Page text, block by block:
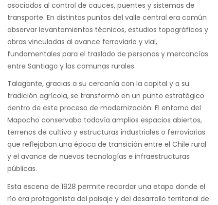
asociados al control de cauces, puentes y sistemas de
transporte. En distintos puntos del valle central era común
observar levantamientos técnicos, estudios topográficos y
obras vinculadas al avance ferroviario y vial,
fundamentales para el traslado de personas y mercancías
entre Santiago y las comunas rurales.
Talagante, gracias a su cercanía con la capital y a su
tradición agrícola, se transformó en un punto estratégico
dentro de este proceso de modernización. El entorno del
Mapocho conservaba todavía amplios espacios abiertos,
terrenos de cultivo y estructuras industriales o ferroviarias
que reflejaban una época de transición entre el Chile rural
y el avance de nuevas tecnologías e infraestructuras
públicas.
Esta escena de 1928 permite recordar una etapa donde el
río era protagonista del paisaje y del desarrollo territorial de